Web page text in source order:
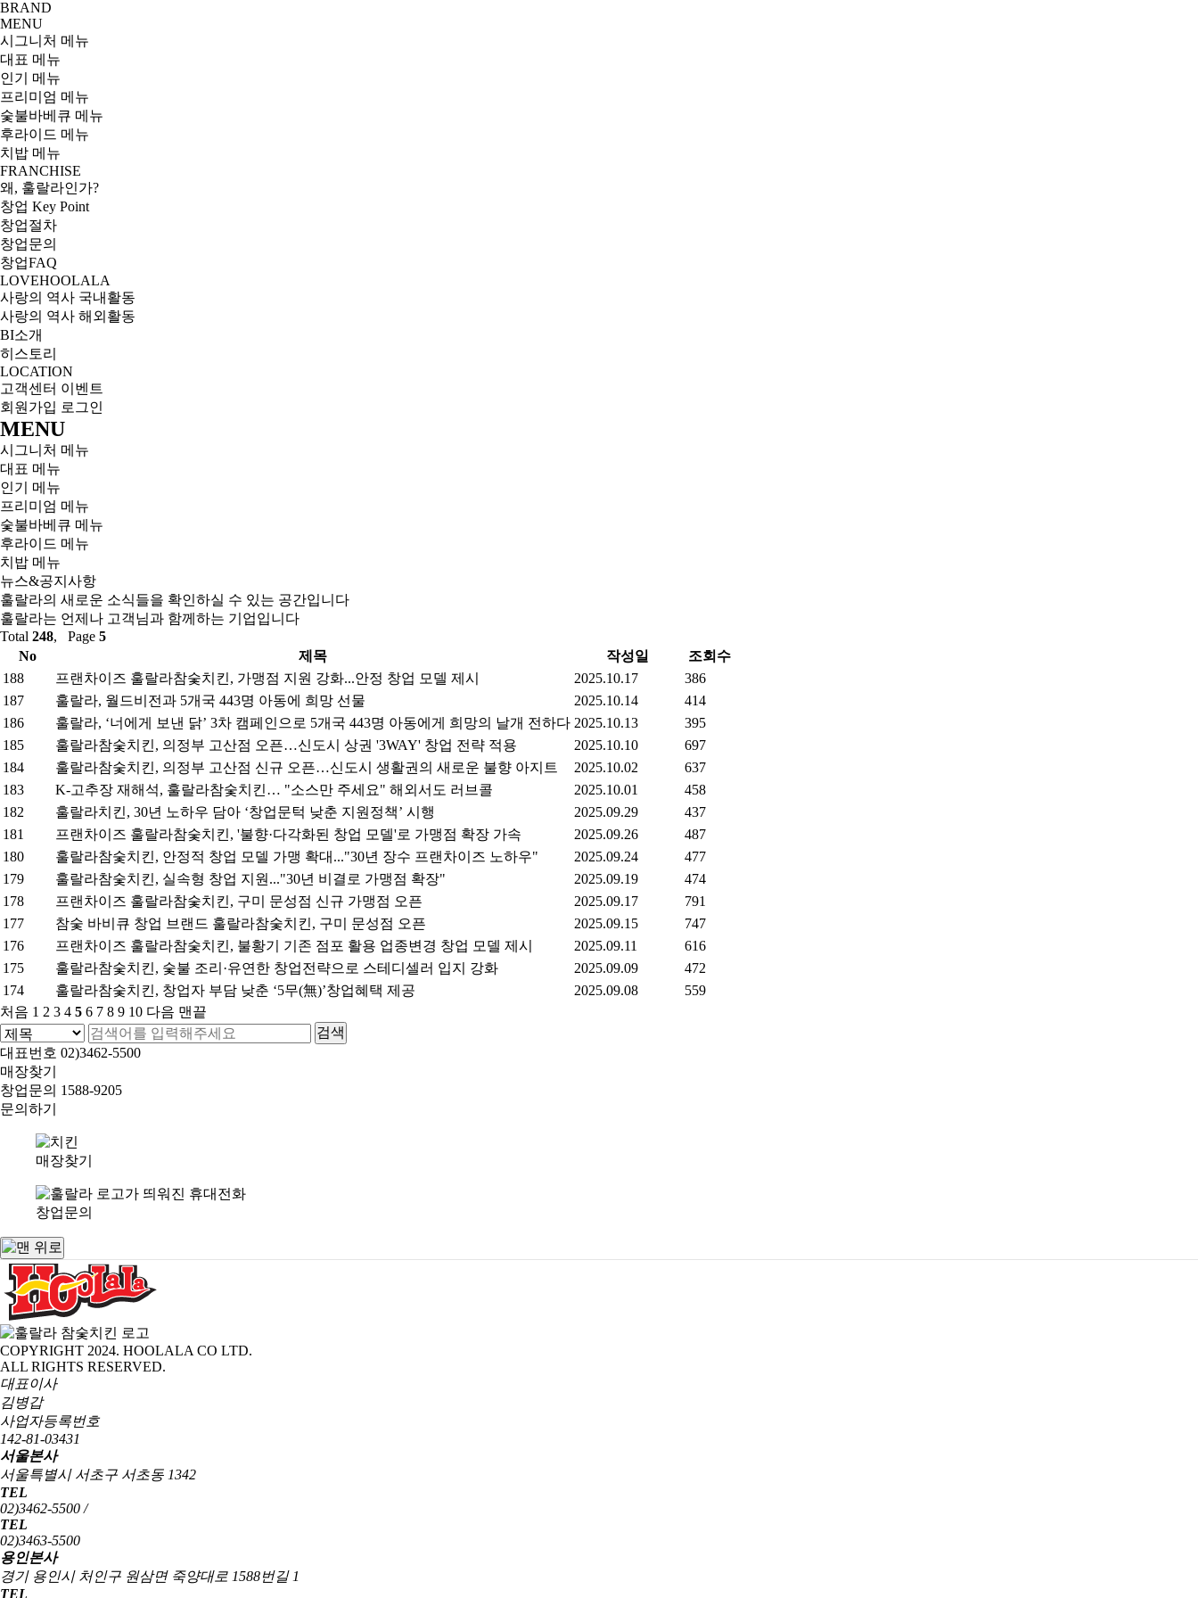
BRAND
MENU
시그니처 메뉴
대표 메뉴
인기 메뉴
프리미엄 메뉴
숯불바베큐 메뉴
후라이드 메뉴
치밥 메뉴
FRANCHISE
왜, 훌랄라인가?
창업 Key Point
창업절차
창업문의
창업FAQ
LOVEHOOLALA
사랑의 역사 국내활동
사랑의 역사 해외활동
BI소개
히스토리
LOCATION
고객센터 이벤트
회원가입 로그인
MENU
시그니처 메뉴
대표 메뉴
인기 메뉴
프리미엄 메뉴
숯불바베큐 메뉴
후라이드 메뉴
치밥 메뉴
뉴스&공지사항
훌랄라의 새로운 소식들을 확인하실 수 있는 공간입니다
훌랄라는 언제나 고객님과 함께하는 기업입니다
Total 248, Page 5
No
제목 작성일
조회수
188
프랜차이즈 훌랄라참숯치킨, 가맹점 지원 강화...안정 창업 모델 제시 2025.10.17
386
187
훌랄라, 월드비전과 5개국 443명 아동에 희망 선물 2025.10.14
414
186
훌랄라, ‘너에게 보낸 닭’ 3차 캠페인으로 5개국 443명 아동에게 희망의 날개 전하다 2025.10.13
395
185
훌랄라참숯치킨, 의정부 고산점 오픈…신도시 상권 '3WAY' 창업 전략 적용 2025.10.10
697
184
훌랄라참숯치킨, 의정부 고산점 신규 오픈…신도시 생활권의 새로운 불향 아지트 2025.10.02
637
183
K-고추장 재해석, 훌랄라참숯치킨… "소스만 주세요" 해외서도 러브콜 2025.10.01
458
182
훌랄라치킨, 30년 노하우 담아 ‘창업문턱 낮춘 지원정책’ 시행 2025.09.29
437
181
프랜차이즈 훌랄라참숯치킨, '불향·다각화된 창업 모델'로 가맹점 확장 가속 2025.09.26
487
180
훌랄라참숯치킨, 안정적 창업 모델 가맹 확대..."30년 장수 프랜차이즈 노하우" 2025.09.24
477
179
훌랄라참숯치킨, 실속형 창업 지원..."30년 비결로 가맹점 확장" 2025.09.19
474
178
프랜차이즈 훌랄라참숯치킨, 구미 문성점 신규 가맹점 오픈 2025.09.17
791
177
참숯 바비큐 창업 브랜드 훌랄라참숯치킨, 구미 문성점 오픈 2025.09.15
747
176
프랜차이즈 훌랄라참숯치킨, 불황기 기존 점포 활용 업종변경 창업 모델 제시 2025.09.11
616
175
훌랄라참숯치킨, 숯불 조리·유연한 창업전략으로 스테디셀러 입지 강화 2025.09.09
472
174
훌랄라참숯치킨, 창업자 부담 낮춘 ‘5무(無)’창업혜택 제공 2025.09.08
559
처음 1 2 3 4 5 6 7 8 9 10 다음 맨끝
대표번호 02)3462-5500
매장찾기
창업문의 1588-9205
문의하기
매장찾기
창업문의
COPYRIGHT 2024. HOOLALA CO LTD.
ALL RIGHTS RESERVED.
대표이사
김병갑
사업자등록번호
142-81-03431
서울본사
서울특별시 서초구 서초동 1342
TEL
02)3462-5500 /
TEL
02)3463-5500
용인본사
경기 용인시 처인구 원삼면 죽양대로 1588번길 1
TEL